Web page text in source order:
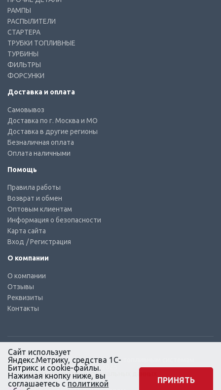
РАМПЫ
РАСПЫЛИТЕЛИ
СТАРТЕРА
ТРУБКИ ТОПЛИВНЫЕ
ТУРБИНЫ
ФИЛЬТРЫ
ФОРСУНКИ
Доставка и оплата
Самовывоз
Доставка по г. Москва и МО
Доставка в другие регионы
Безналичная оплата
Оплата наличными
Помощь
Правила работы
Возврат и обмен
Оптовым клиентам
Информация о безопасности
Карта сайта
Вход / Регистрация
О компании
О компании
Отзывы
Реквизиты
Контакты
© КТС-Дизель – Комплектующие к топливным системам
Все права защищены, 2003 – 2025
Согласие на обработку персональных данных
Сайт использует
Яндекс.Метрику, средства 1С-
Битрикс и cookie-файлы.
Нажимая кнопку ниже, вы
соглашаетесь с политикой
ПРИНЯТЬ